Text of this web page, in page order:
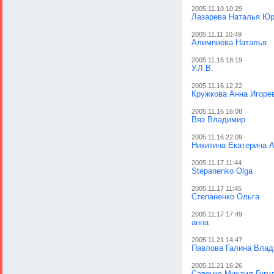
2005.11.10 10:29
Лазарева Наталья
2005.11.11 10:49
Алимпиева Наталья
2005.11.15 18:19
У.Л.В.
2005.11.16 12:22
Кружкова Анна
2005.11.16 16:08
Вяз Владимир
2005.11.16 22:09
Никитина Екатерина
2005.11.17 11:44
Stepanenko Olga
2005.11.17 11:45
Степаненко Ольга
2005.11.17 17:49
анна
2005.11.21 14:47
Павлова Галина
2005.11.21 16:26